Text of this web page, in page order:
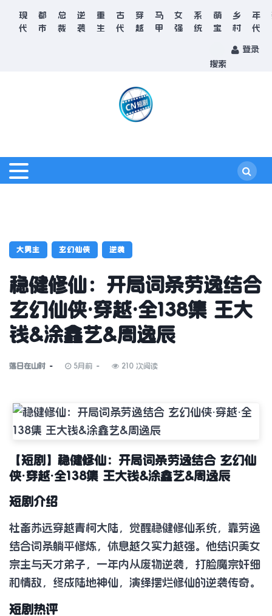
现
代
都
市
总
裁
逆
袭
重
生
古
代
穿
越
马
甲
女
强
系
统
萌
宝
乡
村
年
代
搜索
登录
大男主 玄幻仙侠 逆袭
稳健修仙：开局词条劳逸结合
玄幻仙侠·穿越·全138集 王大
钱&涂鑫艺&周逸辰
落日在山时 5月前 210 次阅读
【短剧】稳健修仙：开局词条劳逸结合 玄幻仙
侠·穿越·全138集 王大钱&涂鑫艺&周逸辰
短剧介绍
社畜苏远穿越青柯大陆，觉醒稳健修仙系统，靠劳逸
结合词条躺平修炼，休息越久实力越强。他结识美女
宗主与天才弟子，一年内从废物逆袭，打脸魔宗奸细
和情敌，终成陆地神仙，演绎摆烂修仙的逆袭传奇。
短剧热评